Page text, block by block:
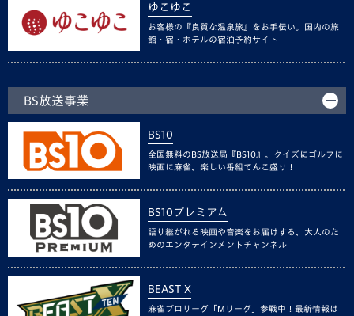
ゆこゆこ
お客様の『良質な温泉旅』をお手伝い。国内の旅
館・宿・ホテルの宿泊予約サイト
BS放送事業
BS10
全国無料のBS放送局『BS10』。クイズにゴルフに
映画に麻雀、楽しい番組てんこ盛り！
BS10プレミアム
語り継がれる映画や音楽をお届けする、大人のた
めのエンタテインメントチャンネル
BEAST X
麻雀プロリーグ「Mリーグ」参戦中！最新情報は